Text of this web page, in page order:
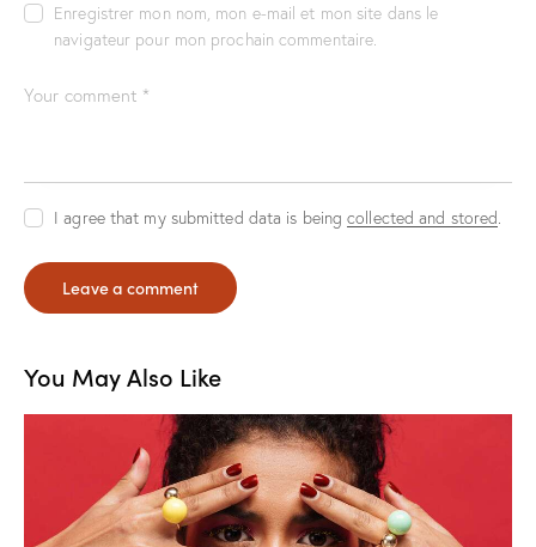
Enregistrer mon nom, mon e-mail et mon site dans le
navigateur pour mon prochain commentaire.
I agree that my submitted data is beingcollected and stored
You May Also Like